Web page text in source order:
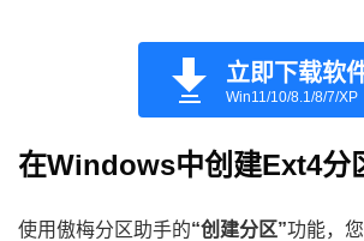
立即下载软
Win11/10/8.1/8/7/XP
在Windows中创建Ext4分
使用傲梅分区助手的“创建分区”功能，